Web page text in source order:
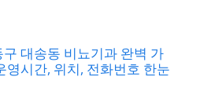
구 대송동 비뇨기과 완벽 가
영시간, 위치, 전화번호 한눈